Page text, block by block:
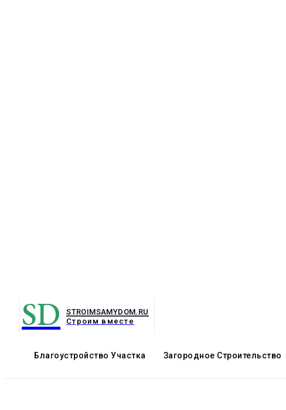
SD
STROIMSAMYDOM.RU
Строим вместе
Благоустройство Участка Загородное Строительство